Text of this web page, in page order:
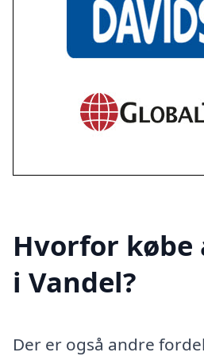
Hvorfor købe
i Vandel?
Der er også andre